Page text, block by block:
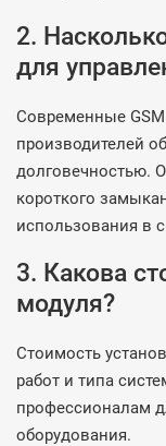
2.
для
Современные
производителей
долговечностью.
короткого
использования в
3. Какова
модуля?
Стоимость
работ и типа
профессионалам
оборудования.